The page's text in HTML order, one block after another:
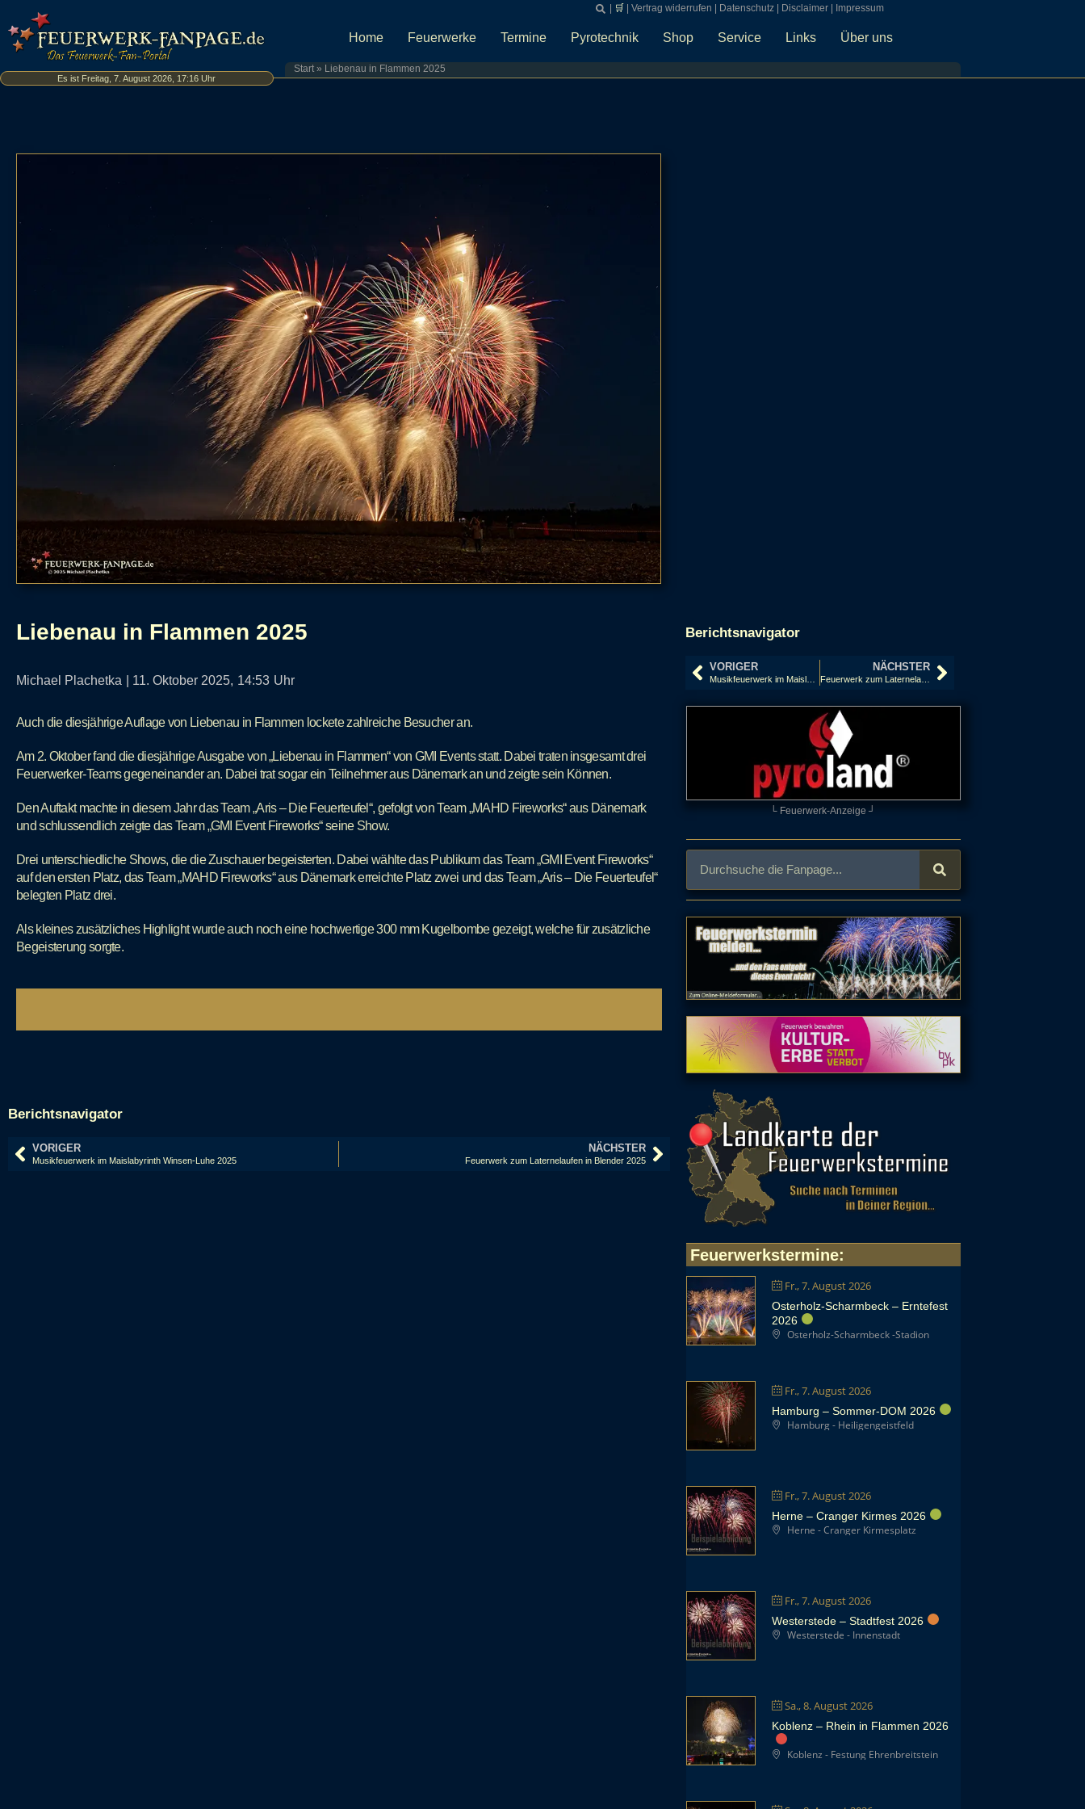
Es ist Freitag, 7. August 2026, 17:16 Uhr
🛒 |Vertrag widerrufen Datenschutz Disclaimer Impressum
Home Feuerwerke Termine Pyrotechnik Shop Service Links Über uns
Start» Liebenau in Flammen 2025
Liebenau in Flammen 2025
Michael Plachetka 11. Oktober 2025, 14:53 Uhr
Berichtsnavigator
VORIGER
Musikfeuerwerk im Maislabyrinth Winsen-Luhe 2025
NÄCHSTER
Feuerwerk zum Laternelaufen in Blender 2025
Auch die diesjährige Auflage von Liebenau in Flammen lockete zahlreiche Besucher an.
Am 2. Oktober fand die diesjährige Ausgabe von „Liebenau in Flammen“ von GMI Events statt. Dabei traten insgesamt drei
Feuerwerker-Teams gegeneinander an. Dabei trat sogar ein Teilnehmer aus Dänemark an und zeigte sein Können.
Den Auftakt machte in diesem Jahr das Team „Aris – Die Feuerteufel“, gefolgt von Team „MAHD Fireworks“ aus Dänemark
und schlussendlich zeigte das Team „GMI Event Fireworks“ seine Show.
Drei unterschiedliche Shows, die die Zuschauer begeisterten. Dabei wählte das Publikum das Team „GMI Event Fireworks“
auf den ersten Platz, das Team „MAHD Fireworks“ aus Dänemark erreichte Platz zwei und das Team „Aris – Die Feuerteufel“
belegten Platz drei.
Als kleines zusätzliches Highlight wurde auch noch eine hochwertige 300 mm Kugelbombe gezeigt, welche für zusätzliche
Begeisterung sorgte.
Berichtsnavigator
VORIGER
Musikfeuerwerk im Maislabyrinth Winsen-Luhe 2025
NÄCHSTER
Feuerwerk zum Laternelaufen in Blender 2025
└ Feuerwerk-Anzeige ┘
Feuerwerkstermine:
Fr., 7. August 2026
Osterholz-Scharmbeck – Erntefest
2026
Osterholz-Scharmbeck -Stadion
Fr., 7. August 2026
Hamburg – Sommer-DOM 2026
Hamburg - Heiligengeistfeld
Fr., 7. August 2026
Herne – Cranger Kirmes 2026
Herne - Cranger Kirmesplatz
Fr., 7. August 2026
Westerstede – Stadtfest 2026
Westerstede - Innenstadt
Sa., 8. August 2026
Koblenz – Rhein in Flammen 2026
Koblenz - Festung Ehrenbreitstein